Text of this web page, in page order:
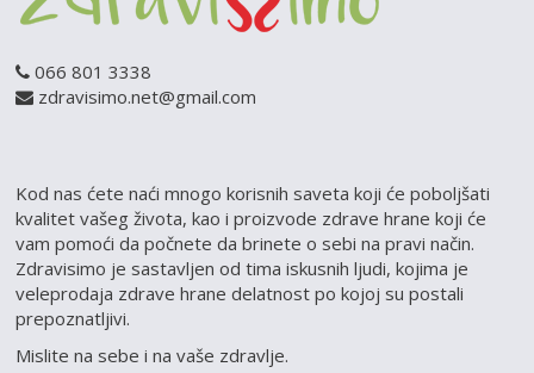
066 801 3338
zdravisimo.net@gmail.com
Kod nas ćete naći mnogo korisnih saveta koji će poboljšati
kvalitet vašeg života, kao i proizvode zdrave hrane koji će
vam pomoći da počnete da brinete o sebi na pravi način.
Zdravisimo je sastavljen od tima iskusnih ljudi, kojima je
veleprodaja zdrave hrane delatnost po kojoj su postali
prepoznatljivi.
Mislite na sebe i na vaše zdravlje.